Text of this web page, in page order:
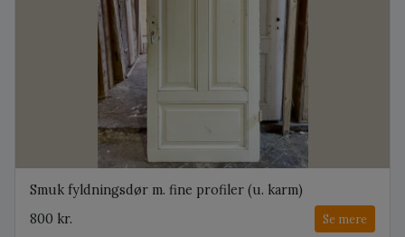
Smuk fyldningsdør m. fine profiler (u. karm)
800 kr.
Se mere